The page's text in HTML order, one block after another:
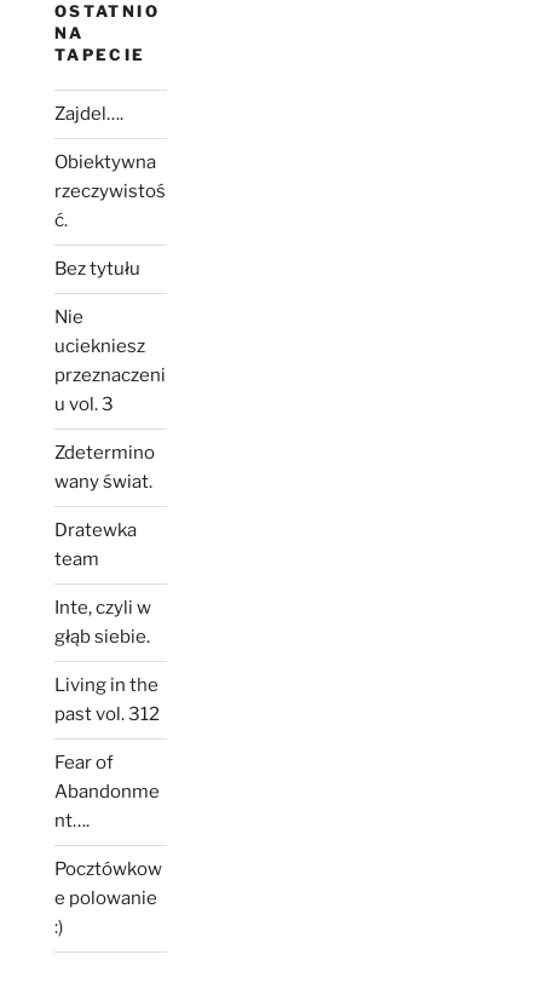
OSTATNIO
NA
TAPECIE
Zajdel….
Obiektywna
rzeczywistoś
ć.
Bez tytułu
Nie
uciekniesz
przeznaczeni
u vol. 3
Zdetermino
wany świat.
Dratewka
team
Inte, czyli w
głąb siebie.
Living in the
past vol. 312
Fear of
Abandonme
nt….
Pocztówkow
e polowanie
:)